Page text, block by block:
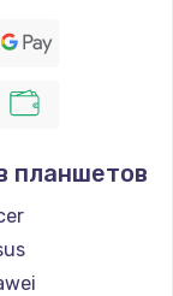
планшетов